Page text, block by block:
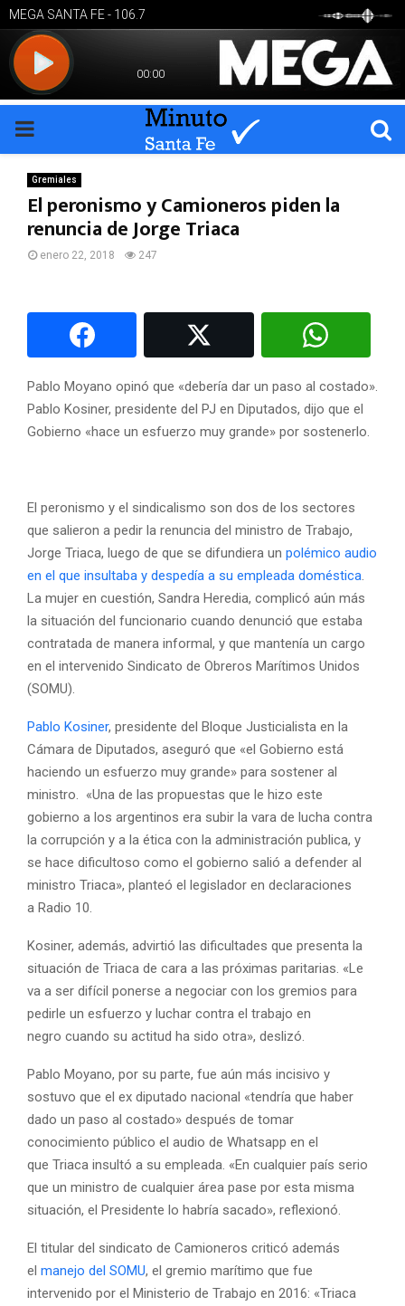
PRIMARY
MENU
Gremiales
El peronismo y Camioneros piden la
renuncia de Jorge Triaca
enero 22, 2018 247
Pablo Moyano opinó que «debería dar un paso al costado».
Pablo Kosiner, presidente del PJ en Diputados, dijo que el
Gobierno «hace un esfuerzo muy grande» por sostenerlo.
El peronismo y el sindicalismo son dos de los sectores
que salieron a pedir la renuncia del ministro de Trabajo,
Jorge Triaca, luego de que se difundiera un polémico audio
en el que insultaba y despedía a su empleada doméstica
La mujer en cuestión, Sandra Heredia, complicó aún más
la situación del funcionario cuando denunció que estaba
contratada de manera informal, y que mantenía un cargo
en el intervenido Sindicato de Obreros Marítimos Unidos
(SOMU).
Pablo Kosiner, presidente del Bloque Justicialista en la
Cámara de Diputados, aseguró que «el Gobierno está
haciendo un esfuerzo muy grande» para sostener al
ministro. «Una de las propuestas que le hizo este
gobierno a los argentinos era subir la vara de lucha contra
la corrupción y a la ética con la administración publica, y
se hace dificultoso como el gobierno salió a defender al
ministro Triaca», planteó el legislador en declaraciones
a Radio 10.
Kosiner, además, advirtió las dificultades que presenta la
situación de Triaca de cara a las próximas paritarias. «Le
va a ser difícil ponerse a negociar con los gremios para
pedirle un esfuerzo y luchar contra el trabajo en
negro cuando su actitud ha sido otra», deslizó.
Pablo Moyano, por su parte, fue aún más incisivo y
sostuvo que el ex diputado nacional «tendría que haber
dado un paso al costado» después de tomar
conocimiento público el audio de Whatsapp en el
que Triaca insultó a su empleada. «En cualquier país serio
que un ministro de cualquier área pase por esta misma
situación, el Presidente lo habría sacado», reflexionó.
El titular del sindicato de Camioneros criticó además
el manejo del SOMU, el gremio marítimo que fue
intervenido por el Ministerio de Trabajo en 2016: «Triaca